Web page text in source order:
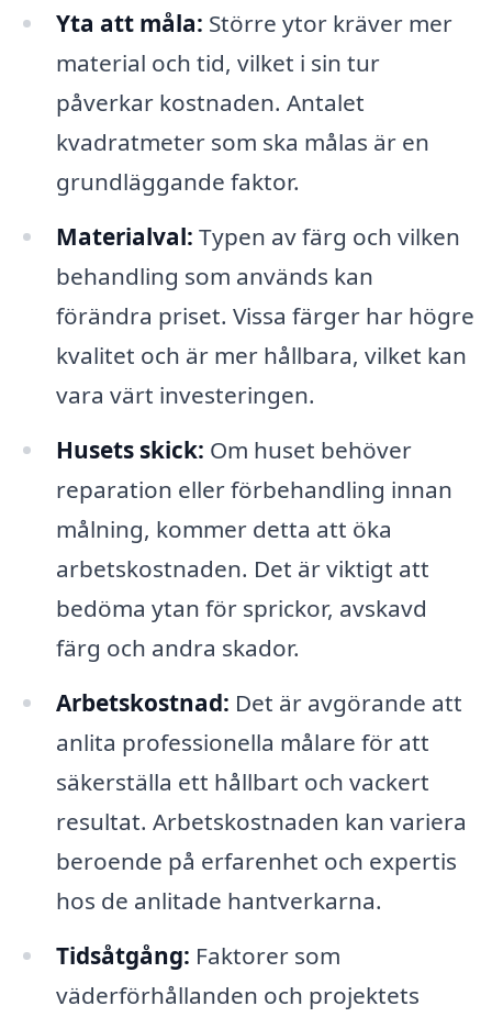
Yta att måla: Större ytor kräver mer
material och tid, vilket i sin tur
påverkar kostnaden. Antalet
kvadratmeter som ska målas är en
grundläggande faktor.
Materialval: Typen av färg och vilken
behandling som används kan
förändra priset. Vissa färger har högre
kvalitet och är mer hållbara, vilket kan
vara värt investeringen.
Husets skick: Om huset behöver
reparation eller förbehandling innan
målning, kommer detta att öka
arbetskostnaden. Det är viktigt att
bedöma ytan för sprickor, avskavd
färg och andra skador.
Arbetskostnad: Det är avgörande att
anlita professionella målare för att
säkerställa ett hållbart och vackert
resultat. Arbetskostnaden kan variera
beroende på erfarenhet och expertis
hos de anlitade hantverkarna.
Tidsåtgång: Faktorer som
väderförhållanden och projektets